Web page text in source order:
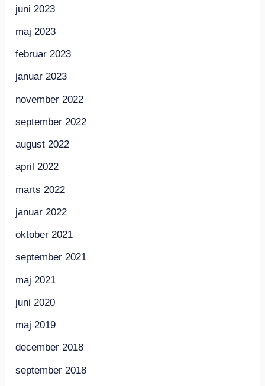
juni 2023
maj 2023
februar 2023
januar 2023
november 2022
september 2022
august 2022
april 2022
marts 2022
januar 2022
oktober 2021
september 2021
maj 2021
juni 2020
maj 2019
december 2018
september 2018